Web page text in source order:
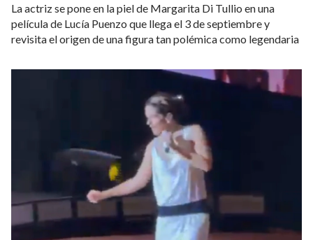
La actriz se pone en la piel de Margarita Di Tullio en una
película de Lucía Puenzo que llega el 3 de septiembre y
revisita el origen de una figura tan polémica como legendaria